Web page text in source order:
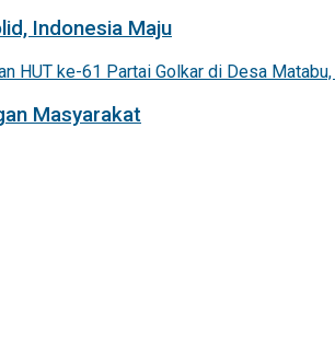
Indonesia Maju
Masyarakat